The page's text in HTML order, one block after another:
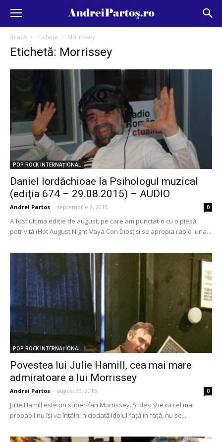
Acasă Etichete Morrissey
Etichetă: Morrissey
POP ROCK INTERNAȚIONAL
Daniel Iordăchioae la Psihologul muzical
(ediţia 674 – 29.08.2015) – AUDIO
Andrei Partos - septembrie 2, 2015 0
A fost ultima ediţie de august, pe care am punctat-o cu o piesă
potrivită (Hot August Night-Vaya Con Dios) şi se apropia rapid luna...
POP ROCK INTERNAȚIONAL
Povestea lui Julie Hamill, cea mai mare
admiratoare a lui Morrissey
Andrei Partos - august 30, 2015 0
Julie Hamill este un super-fan Morrissey. Și deși știe că cel mai
probabil nu își va întâlni niciodată idolul față în față, nu se...